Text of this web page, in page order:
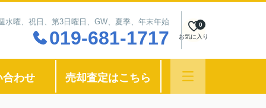
曜、祝日、第3日曜日、GW、夏季、年末年始
019-681-1717 お気に入り
0
合わせ 売却査定はこちら